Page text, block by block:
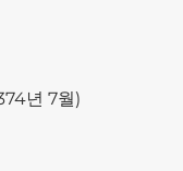
년 7월)